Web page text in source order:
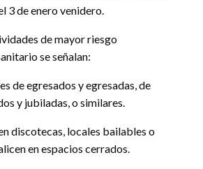
3 de enero venidero.
de mayor riesgo
se señalan:
de egresados y egresadas, de
y jubiladas, o similares.
discotecas, locales bailables o
en espacios cerrados.